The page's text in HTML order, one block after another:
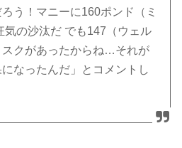
う！マニーに160ポンド（ミ
気の沙汰だ でも147（ウェル
スクがあったからね…それが
なったんだ」とコメントし